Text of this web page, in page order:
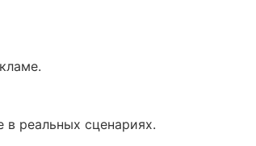
в реальных сценариях.